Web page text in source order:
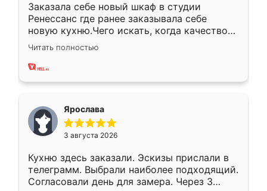
Заказала себе новый шкаф в студии
Ренессанс где ранее заказывала себе
новую кухню.Чего искать, когда качеством
вполне довольна. Служит кухня уже почти
два года, нареканий нет.
Читать полностью
Ярослава
3 августа 2026
Кухню здесь заказали. Эскизы прислали в
телеграмм. Выбрали наиболее подходящий.
Согласовали день для замера. Через 3